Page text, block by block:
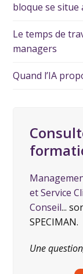
bloque se situe
Le temps de
managers
Quand l’IA
et Service
Conseil...
SPECIMAN.
Une